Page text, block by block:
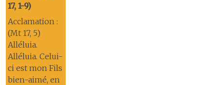
17, 1-9)
Acclamation :
(Mt 17, 5)
Alléluia.
Alléluia. Celui-
ci est mon Fils
bien-aimé, en